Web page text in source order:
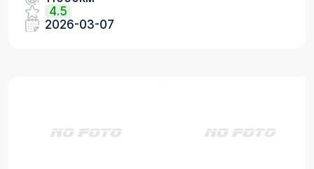
4.5
2026-03-07